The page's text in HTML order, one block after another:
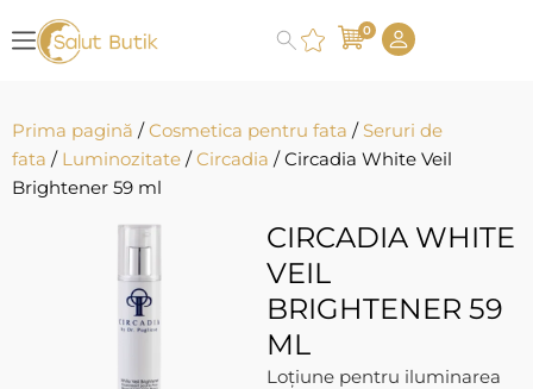
0
Prima pagină /Cosmetica pentru fata / Seruri de
fata / Luminozitate /Circadia / Circadia White Veil
Brightener 59 ml
CIRCADIA WHITE
VEIL
BRIGHTENER 59
ML
Loțiune pentru iluminarea